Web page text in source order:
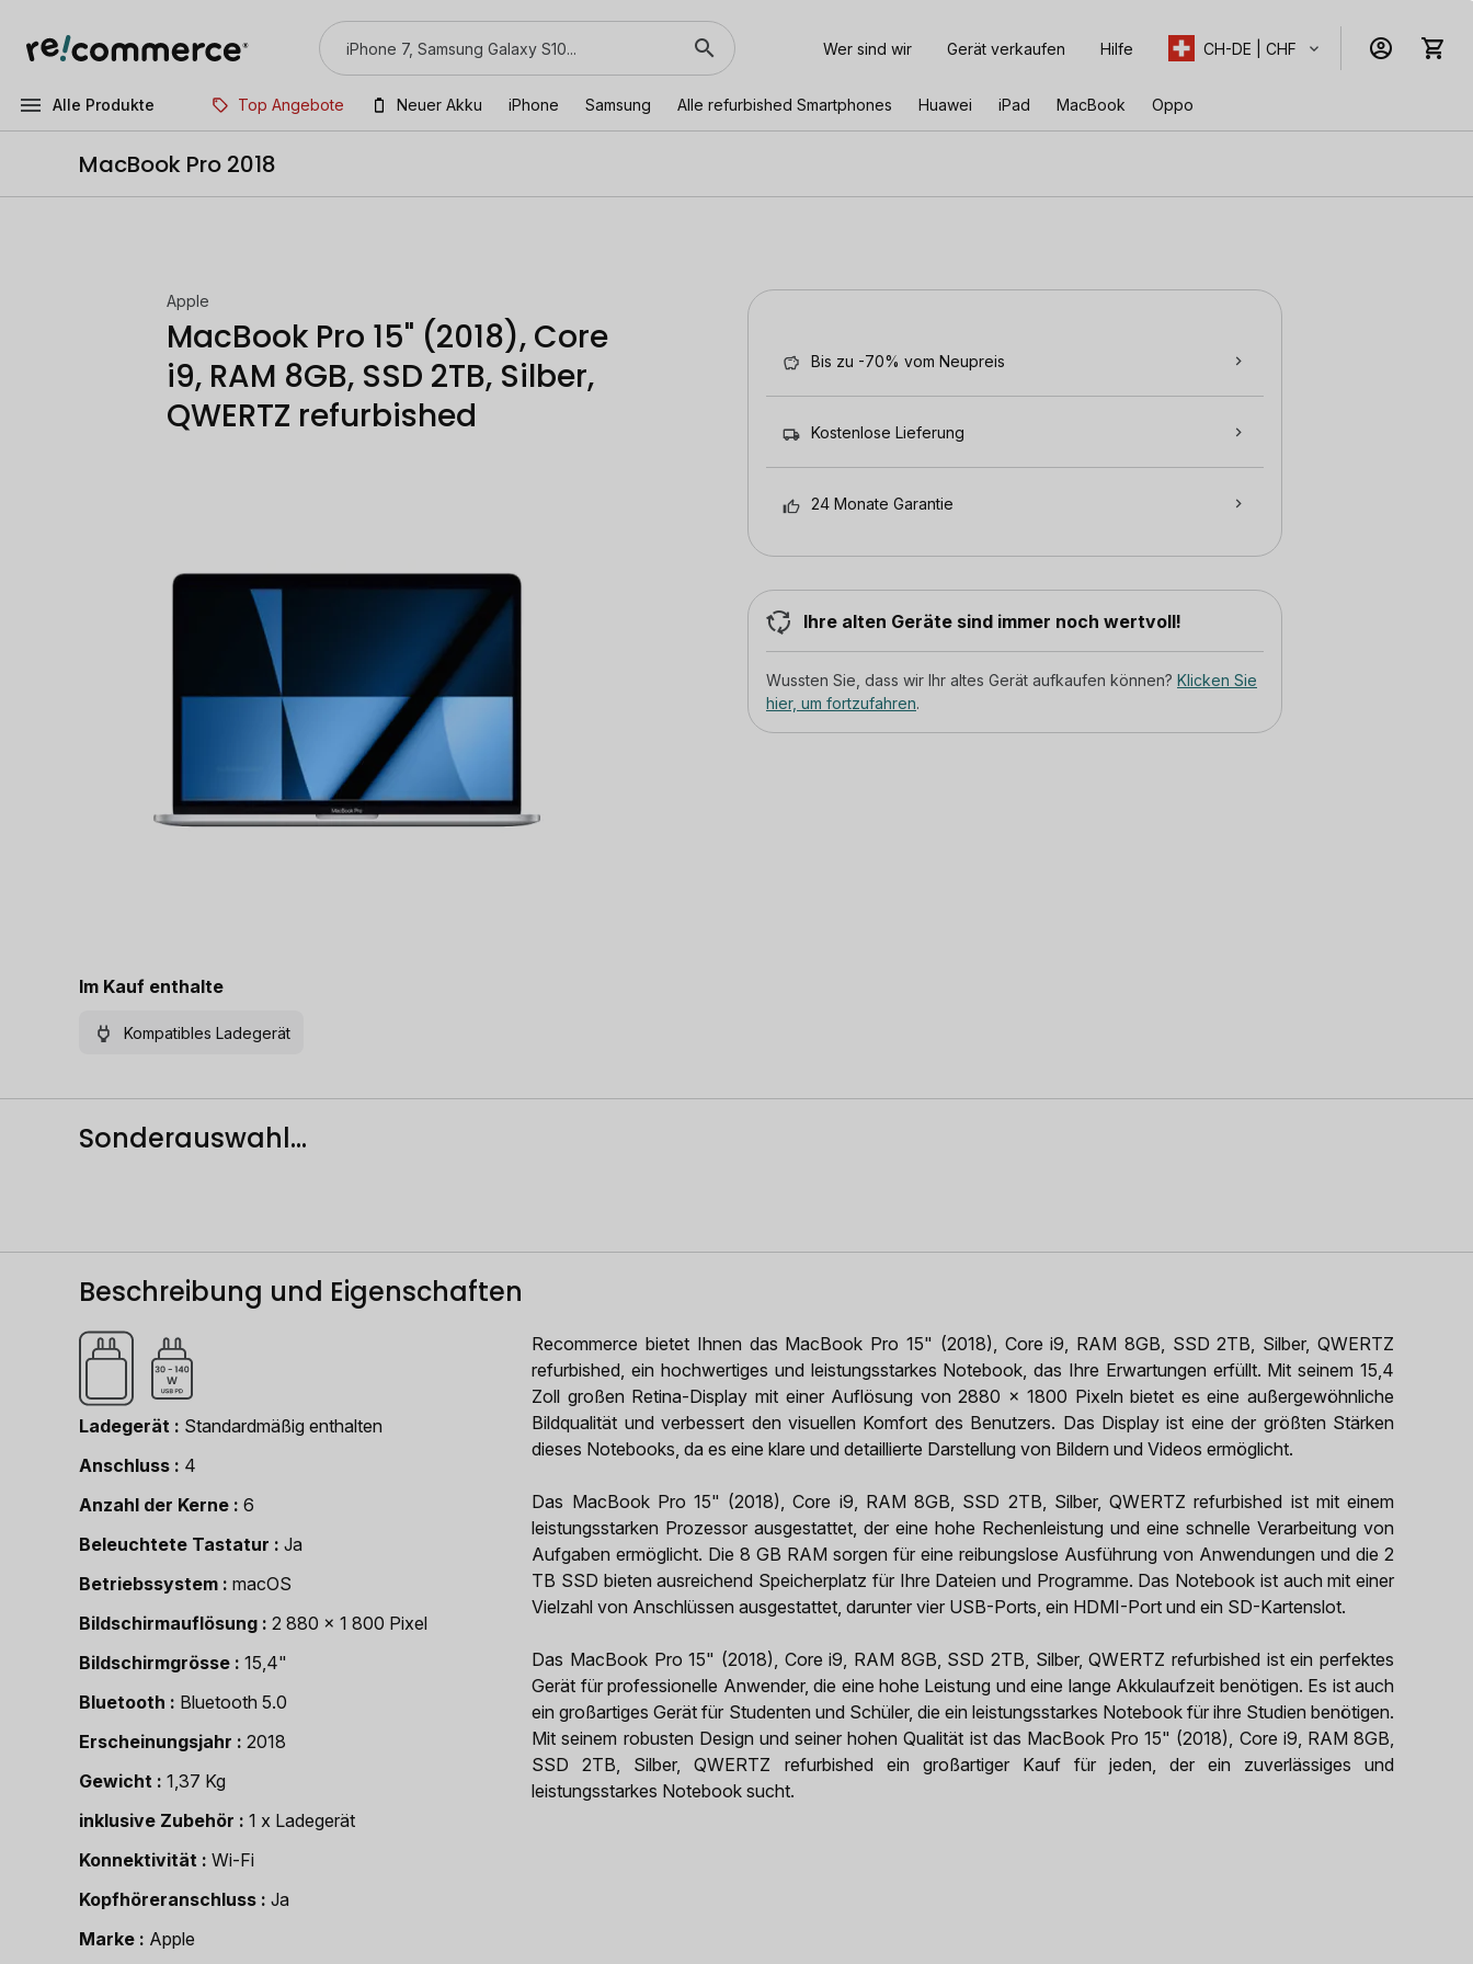
Wer sind wir Gerät verkaufen Hilfe CH-DE | CHF
Alle Produkte Top Angebote Neuer Akku iPhone Samsung Alle refurbished Smartphones Huawei iPad MacBook Oppo
MacBook Pro 2018
Apple
MacBook Pro 15" (2018), Core
i9, RAM 8GB, SSD 2TB, Silber,
QWERTZ refurbished
Im Kauf enthalte
Kompatibles Ladegerät
Bis zu -70% vom Neupreis
Kostenlose Lieferung
24 Monate Garantie
Ihre alten Geräte sind immer noch wertvoll!
Wussten Sie, dass wir Ihr altes Gerät aufkaufen können? Klicken Sie
hier, um fortzufahren.
Sonderauswahl...
Beschreibung und Eigenschaften
Ladegerät
Standardmäßig enthalten
Anschluss
4
Anzahl der Kerne
6
Beleuchtete Tastatur
Ja
Betriebssystem
macOS
Bildschirmauflösung
2 880 x 1 800 Pixel
Bildschirmgrösse
15,4"
Bluetooth
Bluetooth 5.0
Erscheinungsjahr
2018
Gewicht
1,37 Kg
inklusive Zubehör
1 x Ladegerät
Konnektivität
Wi-Fi
Kopfhöreranschluss
Ja
Marke
Apple
Recommerce bietet Ihnen das MacBook Pro 15" (2018), Core i9, RAM 8GB, SSD 2TB, Silber, QWERTZ
refurbished, ein hochwertiges und leistungsstarkes Notebook, das Ihre Erwartungen erfüllt. Mit seinem 15,4
Zoll großen Retina-Display mit einer Auflösung von 2880 x 1800 Pixeln bietet es eine außergewöhnliche
Bildqualität und verbessert den visuellen Komfort des Benutzers. Das Display ist eine der größten Stärken
dieses Notebooks, da es eine klare und detaillierte Darstellung von Bildern und Videos ermöglicht.
Das MacBook Pro 15" (2018), Core i9, RAM 8GB, SSD 2TB, Silber, QWERTZ refurbished ist mit einem
leistungsstarken Prozessor ausgestattet, der eine hohe Rechenleistung und eine schnelle Verarbeitung von
Aufgaben ermöglicht. Die 8 GB RAM sorgen für eine reibungslose Ausführung von Anwendungen und die 2
TB SSD bieten ausreichend Speicherplatz für Ihre Dateien und Programme. Das Notebook ist auch mit einer
Vielzahl von Anschlüssen ausgestattet, darunter vier USB-Ports, ein HDMI-Port und ein SD-Kartenslot.
Das MacBook Pro 15" (2018), Core i9, RAM 8GB, SSD 2TB, Silber, QWERTZ refurbished ist ein perfektes
Gerät für professionelle Anwender, die eine hohe Leistung und eine lange Akkulaufzeit benötigen. Es ist auch
ein großartiges Gerät für Studenten und Schüler, die ein leistungsstarkes Notebook für ihre Studien benötigen.
Mit seinem robusten Design und seiner hohen Qualität ist das MacBook Pro 15" (2018), Core i9, RAM 8GB,
SSD 2TB, Silber, QWERTZ refurbished ein großartiger Kauf für jeden, der ein zuverlässiges und
leistungsstarkes Notebook sucht.